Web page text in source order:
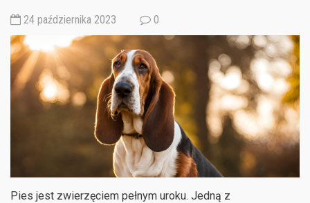
24 października 2023 0
Pies jest zwierzęciem pełnym uroku. Jedną z